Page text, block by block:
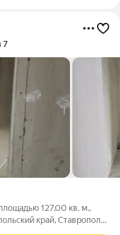
7
127,00 кв. м.,
край, Ставрополь